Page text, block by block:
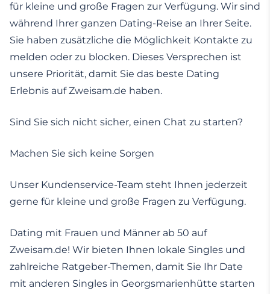
für kleine und große Fragen zur Verfügung. Wir sind
während Ihrer ganzen Dating-Reise an Ihrer Seite.
Sie haben zusätzliche die Möglichkeit Kontakte zu
melden oder zu blocken. Dieses Versprechen ist
unsere Priorität, damit Sie das beste Dating
Erlebnis auf Zweisam.de haben.
Sind Sie sich nicht sicher, einen Chat zu starten?
Machen Sie sich keine Sorgen
Unser Kundenservice-Team steht Ihnen jederzeit
gerne für kleine und große Fragen zu Verfügung.
Dating mit Frauen und Männer ab 50 auf
Zweisam.de! Wir bieten Ihnen lokale Singles und
zahlreiche Ratgeber-Themen, damit Sie Ihr Date
mit anderen Singles in Georgsmarienhütte starten